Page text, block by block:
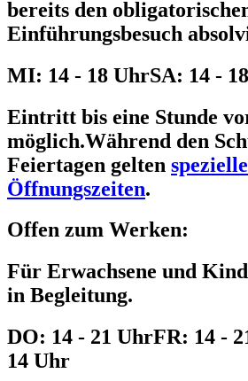
bereits den
Einführungsbesuch
MI: 14 - 18 UhrSA: 14 -
Eintritt bis eine Stunde
möglich.Während den
Feiertagen gelten spezielle
Öffnungszeiten.
Offen zum Werken:
Für Erwachsene und
in Begleitung.
DO: 14 - 21 UhrFR: 14 -
14 Uhr